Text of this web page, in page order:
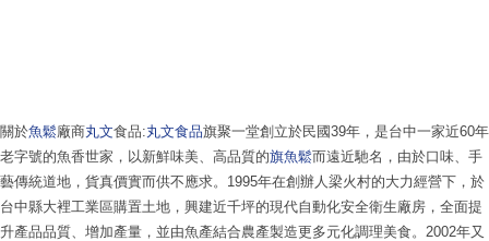
關於魚鬆廠商丸文食品:丸文食品旗聚一堂創立於民國39年，是台中一家近60年
老字號的魚香世家，以新鮮味美、高品質的旗魚鬆而遠近馳名，由於口味、手
藝傳統道地，貨真價實而供不應求。1995年在創辦人梁火村的大力經營下，於
台中縣大裡工業區購置土地，興建近千坪的現代自動化安全衛生廠房，全面提
升產品品質、增加產量，並由魚產結合農產製造更多元化調理美食。2002年又